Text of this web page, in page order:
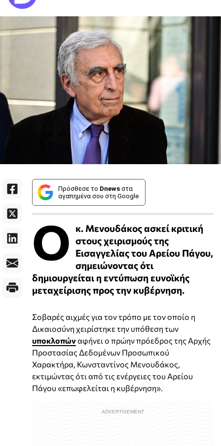
Πρόσθεσε το Dnews στα
αγαπημένα σου στη Google
Ο κ. Μενουδάκος ασκεί κριτική
στους χειρισμούς της
Εισαγγελίας του Αρείου Πάγου,
σημειώνοντας ότι
δημιουργείται η εντύπωση ευνοϊκής
μεταχείρισης προς την κυβέρνηση.
Σοβαρές αιχμές για τον τρόπο με τον οποίο η
Δικαιοσύνη χειρίστηκε την υπόθεση των
υποκλοπώναφήνει ο πρώην πρόεδρος της Αρχής
Προστασίας Δεδομένων Προσωπικού
Χαρακτήρα, Κωνσταντίνος Μενουδάκος,
εκτιμώντας ότι από τις ενέργειες του Αρείου
Πάγου «επωφελείται η κυβέρνηση».